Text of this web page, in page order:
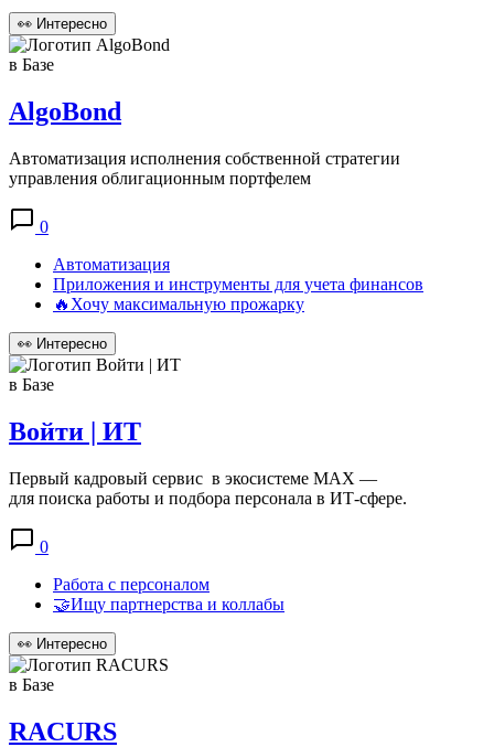
👀 Интересно
в Базе
AlgoBond
Автоматизация исполнения собственной стратегии
управления облигационным портфелем
0
Автоматизация
Приложения и инструменты для учета финансов
🔥Хочу максимальную прожарку
👀 Интересно
в Базе
Войти | ИТ
Первый кадровый сервис в экосистеме MAX —
для поиска работы и подбора персонала в ИТ‑сфере.
0
Работа с персоналом
🤝Ищу партнерства и коллабы
👀 Интересно
в Базе
RACURS